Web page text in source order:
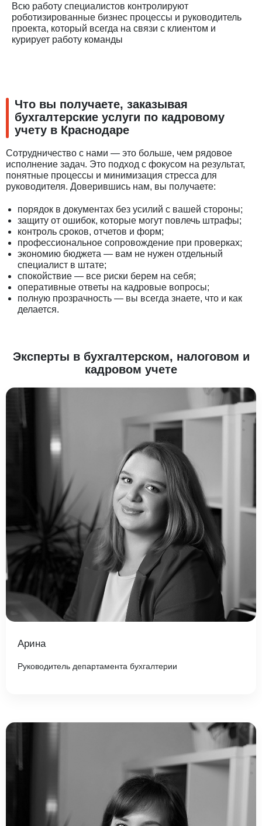
Всю работу специалистов контролируют
роботизированные бизнес процессы и руководитель
проекта, который всегда на связи с клиентом и
курирует работу команды
Что вы получаете, заказывая
бухгалтерские услуги по кадровому
учету в Краснодаре
Сотрудничество с нами — это больше, чем рядовое
исполнение задач. Это подход с фокусом на результат,
понятные процессы и минимизация стресса для
руководителя. Доверившись нам, вы получаете:
порядок в документах без усилий с вашей стороны;
защиту от ошибок, которые могут повлечь штрафы;
контроль сроков, отчетов и форм;
профессиональное сопровождение при проверках;
экономию бюджета — вам не нужен отдельный
специалист в штате;
спокойствие — все риски берем на себя;
оперативные ответы на кадровые вопросы;
полную прозрачность — вы всегда знаете, что и как
делается.
Эксперты в бухгалтерском, налоговом и
кадровом учете
Арина
Руководитель департамента бухгалтерии